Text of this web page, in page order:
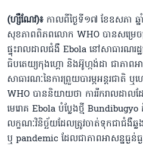
(ហ្សឺណែវ)៖ កាលពីថ្ងៃទី១៧ ខែឧសភា ឆ្
សុខភាពពិភពលោក WHO បានសម្រេចប្
ផ្ទុះរាលដាលជំងឺ Ebola នៅសាធារណរដ្ឋ
ធិបតេយ្យកុងហ្គោ និងអ៊ូហ្កង់ដា ជាភាពអ
សាធារណៈនៃការព្រួយបារម្ភអន្តរជាតិ
WHO បាននិយាយថា ការរីករាលដាល
មេរោគ Ebola បំប្លែងថ្មី
លក្ខណៈវិនិច្ឆ័យដែលត្រូវចាត់ទុកជា​ជំងឺឆ្
ឬ pandemic ដែលជាភាពអាសន្នធ្ងន់